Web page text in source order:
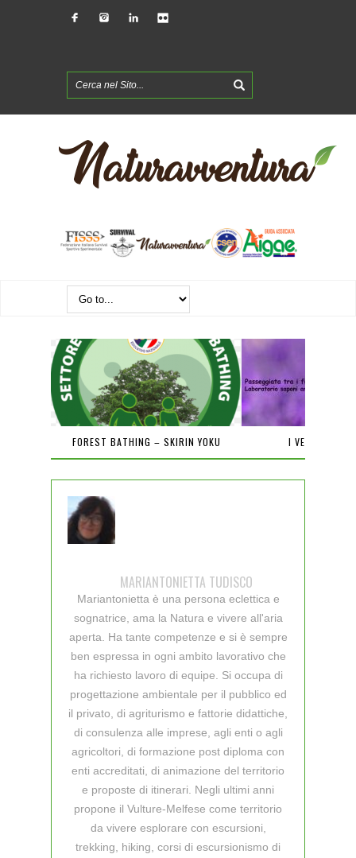
FOREST BATHING – SKIRIN YOKU I VENERDÌ
MARIANTONIETTA TUDISCO
Mariantonietta è una persona eclettica e
sognatrice, ama la Natura e vivere all'aria
aperta. Ha tante competenze e si è sempre
ben espressa in ogni ambito lavorativo che
ha richiesto lavoro di equipe. Si occupa di
progettazione ambientale per il pubblico ed
il privato, di agriturismo e fattorie didattiche,
di consulenza alle imprese, agli enti o agli
agricoltori, di formazione post diploma con
enti accreditati, di animazione del territorio
e proposte di itinerari. Negli ultimi anni
propone il Vulture-Melfese come territorio
da vivere esplorare con escursioni,
trekking, hiking, corsi di escursionismo di